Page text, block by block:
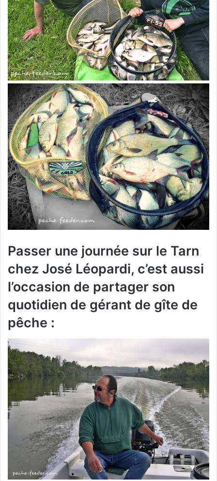
Passer une journée sur le Tarn
chez José Léopardi, c’est aussi
l’occasion de partager son
quotidien de gérant de gîte de
pêche :